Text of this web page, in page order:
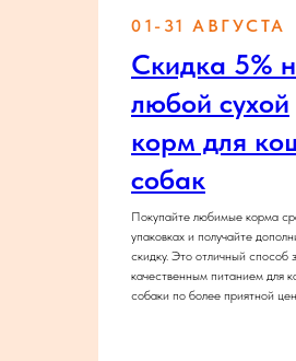
01-31 АВГУСТА
Скидка 5%
любой сухой
корм для
собак
Покупайте любимые корма
упаковках и получайте
скидку. Это отличный способ
качественным питанием для
собаки по более приятной